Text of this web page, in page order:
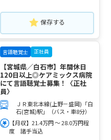
保存する
言語聴覚士 正社員
【宮城県／白石市】年間休日
120日以上◎ケアミックス病院
にて言語聴覚士募集！〈正社
員〉
ＪＲ東北本線(上野－盛岡)「白
石(宮城)駅」（バス・車8分）
【月収】21.4万円 ～ 28.0万円程
度 諸手当込